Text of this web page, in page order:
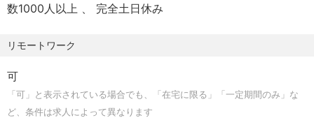
数1000人以上
完全土日休み
リモートワーク
可
「可」と表示されている場合でも、「在宅に限る」「一定期間のみ」な
ど、条件は求人によって異なります